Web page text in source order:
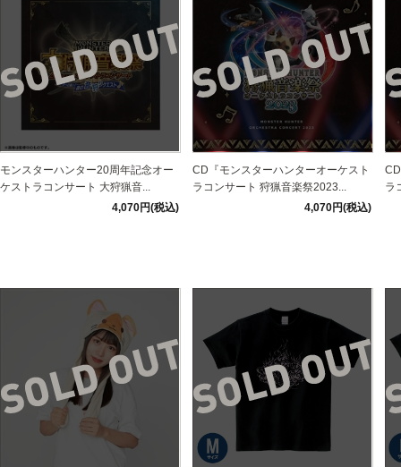
モンスターハンター20周年記念オー
ケストラコンサート 大狩猟音...
4,070円(税込)
CD『モンスターハンターオーケスト
ラコンサート 狩猟音楽祭2023...
4,070円(税込)
ラ